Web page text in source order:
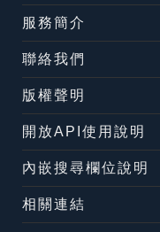
服務簡介
聯絡我們
版權聲明
開放API使用說明
內嵌搜尋欄位說明
相關連結